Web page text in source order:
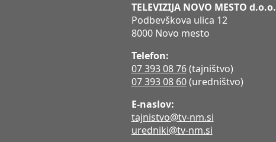
TELEVIZIJA NOVO MESTO d.o.o.
Podbevškova ulica 12
8000 Novo mesto
Telefon:
07 393 08 76(tajništvo)
07 393 08 60(uredništvo)
E-naslov:
tajnistvo@tv-nm.si
uredniki@tv-nm.si